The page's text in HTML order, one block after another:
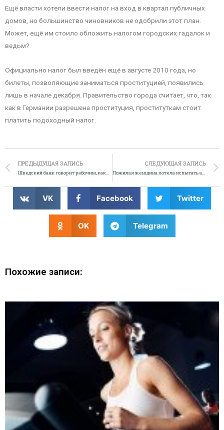
Ещё власти хотели ввести налог на вход в квартал публичных
домов, но большинство чиновников не одобрили этот план.
Может, ещё им стоило обложить налогом городских гадалок и
ведьм?
Официально налог был введён ещё в августе 2010 года, но
билеты, позволяющие заниматься проституцией, появились
лишь в начале декабря. Правительство города считает, что, так
как в Германии разрешена проституция, проституткам стоит
платить подоходный налог.
ПРЕДЫДУЩАЯ ЗАПИСЬ
Шведский банк говорит рабочим, какие трусы носить
СЛЕДУЮЩАЯ ЗАПИСЬ
Пожилая женщина хотела испытать арест перед смертью
VK Facebook Twitter
OK Telegram
Похожие записи: